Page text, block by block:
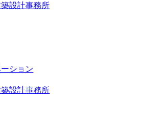
設計事務所
ション
設計事務所